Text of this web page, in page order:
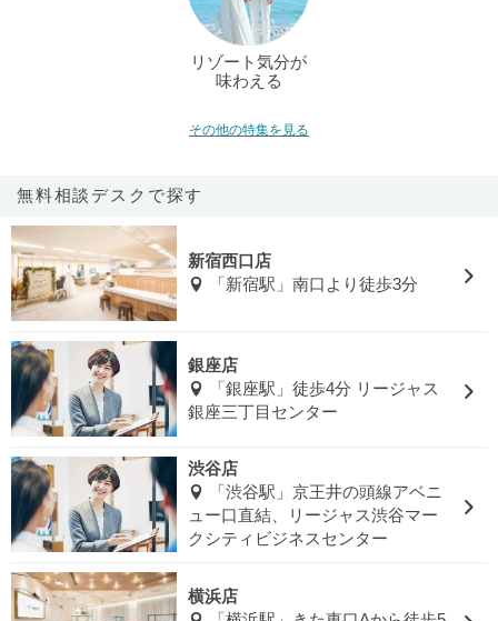
リゾート気分が
味わえる
その他の特集を見る
無料相談デスクで探す
新宿西口店
「新宿駅」南口より徒歩3分
銀座店
「銀座駅」徒歩4分 リージャス
銀座三丁目センター
渋谷店
「渋谷駅」京王井の頭線アベニ
ュー口直結、リージャス渋谷マー
クシティビジネスセンター
横浜店